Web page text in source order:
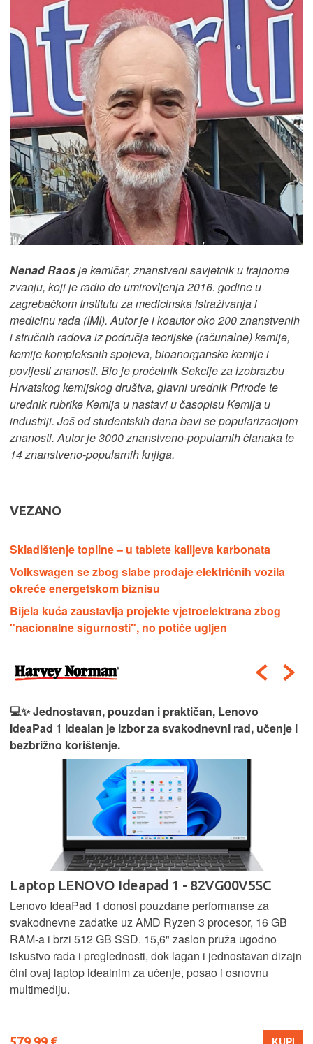
Nenad Raosje kemičar, znanstveni savjetnik u trajnome
zvanju, koji je radio do umirovljenja 2016. godine u
zagrebačkom Institutu za medicinska istraživanja i
medicinu rada (IMI). Autor je i koautor oko 200 znanstvenih
i stručnih radova iz područja teorijske (računalne) kemije,
kemije kompleksnih spojeva, bioanorganske kemije i
povijesti znanosti. Bio je pročelnik Sekcije za izobrazbu
Hrvatskog kemijskog društva, glavni urednik Prirode te
urednik rubrike Kemija u nastavi u časopisu Kemija u
industriji. Još od studentskih dana bavi se popularizacijom
znanosti. Autor je 3000 znanstveno-popularnih članaka te
14 znanstveno-popularnih knjiga.
VEZANO
Skladištenje topline – u tablete kalijeva karbonata
Volkswagen se zbog slabe prodaje električnih vozila
okreće energetskom biznisu
Bijela kuća zaustavlja projekte vjetroelektrana zbog
"nacionalne sigurnosti", no potiče ugljen
💻✨ Jednostavan, pouzdan i praktičan, Lenovo
IdeaPad 1 idealan je izbor za svakodnevni rad, učenje i
bezbrižno korištenje.
Laptop LENOVO Ideapad 1 - 82VG00V5SC
Lenovo IdeaPad 1 donosi pouzdane performanse za
svakodnevne zadatke uz AMD Ryzen 3 procesor, 16 GB
RAM-a i brzi 512 GB SSD. 15,6" zaslon pruža ugodno
iskustvo rada i preglednosti, dok lagan i jednostavan dizajn
čini ovaj laptop idealnim za učenje, posao i osnovnu
multimediju.
579,99 €